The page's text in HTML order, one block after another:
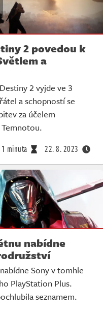
2 povedou k
a
2 vyjde ve 3
a schopností se
za účelem
1 minuta 22. 8. 2023
nabídne
Sony v tomhle
PlayStation Plus.
seznamem.